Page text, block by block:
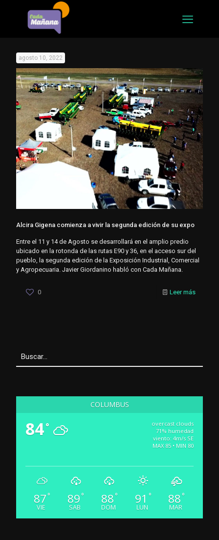
agosto 10, 2022
Alcira Gigena comienza a vivir la segunda edición de su expo
Entre el 11 y 14 de Agosto se desarrollará en el amplio predio
ubicado en la rotonda de las rutas E90 y 36, en el acceso sur del
pueblo, la segunda edición de la Exposición Industrial, Comercial
y Agropecuaria. Javier Giordanino habló con Cada Mañana.
0 Leer más
COLUMBUS
84°
overcast clouds
71% humedad
viento: 4m/s SE
MAX 85 • MIN 80
87 °
VIE
89 °
SAB
88 °
DOM
91 °
LUN
88 °
MAR